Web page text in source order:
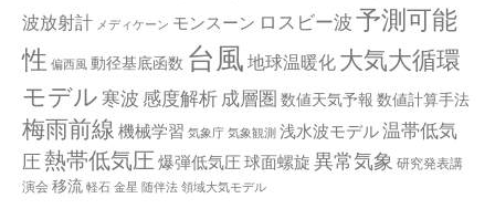
波放射計 メディケーン モンスーン ロスビー波 予測可能
性 偏西風 動径基底函数 台風 地球温暖化 大気大循環
モデル 寒波 感度解析 成層圏 数値天気予報 数値計算手法
梅雨前線 機械学習 気象庁 気象観測 浅水波モデル温帯低気
圧 熱帯低気圧爆弾低気圧球面螺旋 異常気象 研究発表講
演会 移流 軽石 金星 随伴法 領域大気モデル